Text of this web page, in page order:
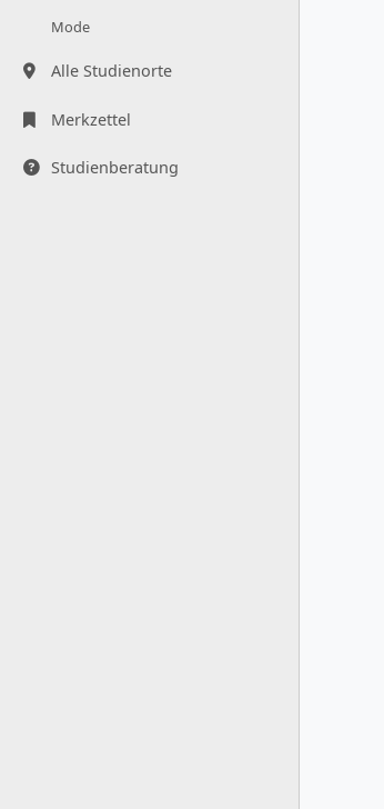
Mode
Alle Studienorte
Merkzettel
Studienberatung